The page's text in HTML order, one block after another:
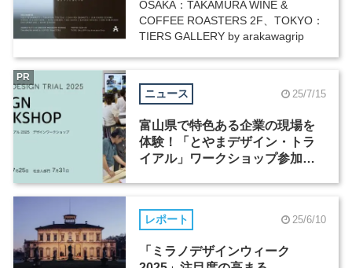
OSAKA：TAKAMURA WINE &
COFFEE ROASTERS 2F、TOKYO：
TIERS GALLERY by arakawagrip
ニュース 25/7/15
富山県で特色ある企業の現場を
体験！「とやまデザイン・トラ
イアル」ワークショップ参加者
PR
レポート 25/6/10
「ミラノデザインウィーク